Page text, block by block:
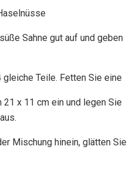
Sahne gut auf und geben
Teile. Fetten Sie eine
x 11 cm ein und legen Sie
Mischung hinein, glätten Sie